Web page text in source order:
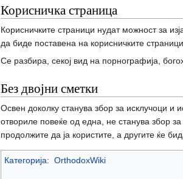
Корисничка страница
Корисничките страници нудат можност за
да биде поставена на корисничките
Се разбира, секој вид на порнографија,
Без двојни сметки
Освен доколку станува збор за исклучоци и
отвориле повеќе од една, не станува збор
продолжите да ја користите, а другите ќе
Категорија: OrthodoxWiki